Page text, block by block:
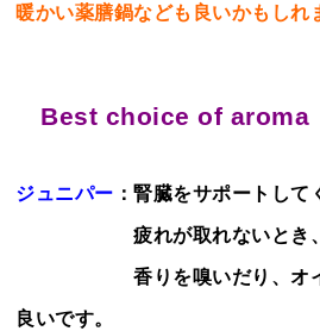
暖かい薬膳鍋なども良いかもしれ
Best choice of aroma
ジュニパー ：腎臓をサポートして
疲れが取れないとき、気
香りを嗅いだり、オイル
良いです。